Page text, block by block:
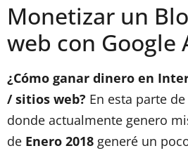
Monetizar un
web con Google
¿Cómo ganar dinero en
/ sitios web? En esta parte
donde actualmente genero
de Enero 2018 generé un